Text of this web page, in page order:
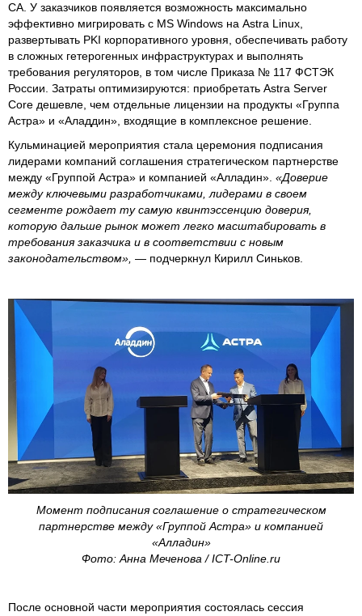
CA. У заказчиков появляется возможность максимально
эффективно мигрировать с MS Windows на Astra Linux,
развертывать PKI корпоративного уровня, обеспечивать работу
в сложных гетерогенных инфраструктурах и выполнять
требования регуляторов, в том числе Приказа № 117 ФСТЭК
России. Затраты оптимизируются: приобретать Astra Server
Core дешевле, чем отдельные лицензии на продукты «Группа
Астра» и «Аладдин», входящие в комплексное решение.
Кульминацией мероприятия стала церемония подписания
лидерами компаний соглашения стратегическом партнерстве
между «Группой Астра» и компанией «Алладин». «Доверие
между ключевыми разработчиками, лидерами в своем
сегменте рождает ту самую квинтэссенцию доверия,
которую дальше рынок может легко масштабировать в
требования заказчика и в соответствии с новым
законодательством», — подчеркнул Кирилл Синьков.
Момент подписания соглашение о стратегическом
партнерстве между «Группой Астра» и компанией
«Алладин»
Фото: Анна Меченова / ICT-Online.ru
После основной части мероприятия состоялась сессия